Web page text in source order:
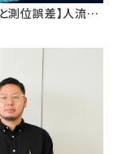
測位誤差】人流デ